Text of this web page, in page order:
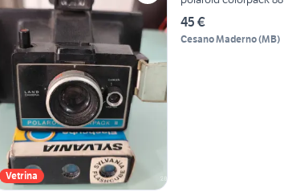
Vetrina
45 €
Cesano Maderno(MB)